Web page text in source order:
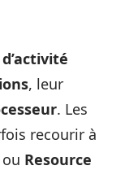
, leur
. Les
recourir à
ou Resource